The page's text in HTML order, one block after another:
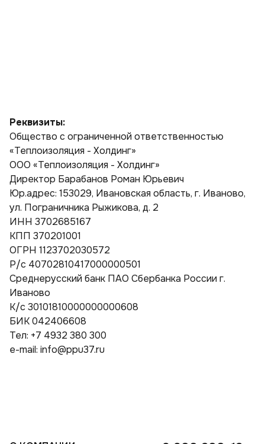
Реквизиты:
Общество с ограниченной ответственностью
«Теплоизоляция - Холдинг»
ООО «Теплоизоляция - Холдинг»
Директор Барабанов Роман Юрьевич
Юр.адрес: 153029, Ивановская область, г. Иваново,
ул. Пограничника Рыжикова, д. 2
ИНН 3702685167
КПП 370201001
ОГРН 1123702030572
Р/с 40702810417000000501
Среднерусский банк ПАО Сбербанка России г.
Иваново
К/с 30101810000000000608
БИК 042406608
Тел: +7 4932 380 300
e-mail: info@ppu37.ru